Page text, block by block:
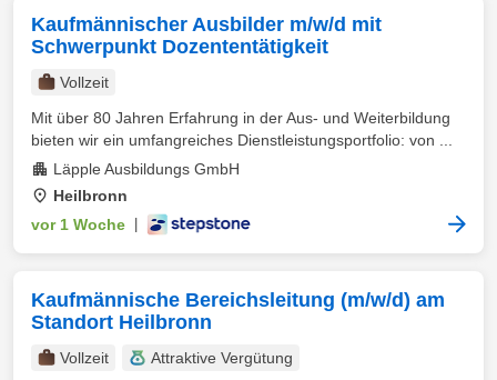
Kaufmännischer Ausbilder m/w/d mit
Schwerpunkt Dozententätigkeit
Vollzeit
Mit über 80 Jahren Erfahrung in der Aus- und Weiterbildung
bieten wir ein umfangreiches Dienstleistungsportfolio: von ...
Läpple Ausbildungs GmbH
Heilbronn
vor 1 Woche
Kaufmännische Bereichsleitung (m/w/d) am
Standort Heilbronn
Vollzeit
Attraktive Vergütung